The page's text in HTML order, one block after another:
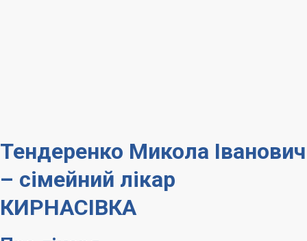
Тендеренко Микола Іванович
– сімейний лікар
КИРНАСІВКА